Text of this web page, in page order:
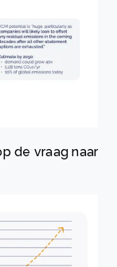
de vraag naar